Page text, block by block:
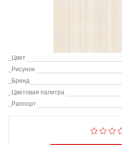
_Цвет
_Рисунок
_Бренд
_Цветовая палитра
_Раппорт